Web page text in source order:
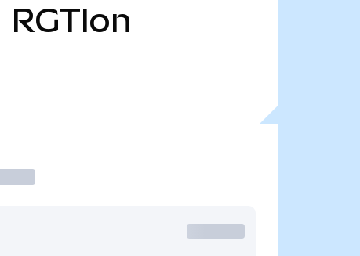
RGTIon